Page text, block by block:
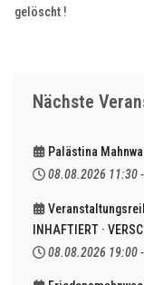
gelöscht !
Nächste
Palästina
08.08.2026 11:30 -
INHAFTIERT ·
08.08.2026 19:00 -